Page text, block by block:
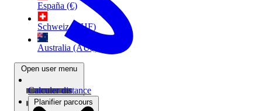
España (€)
Schweiz (CHF)
Australia (AU$)
Open user menu
Calculer distance
Planifier parcours